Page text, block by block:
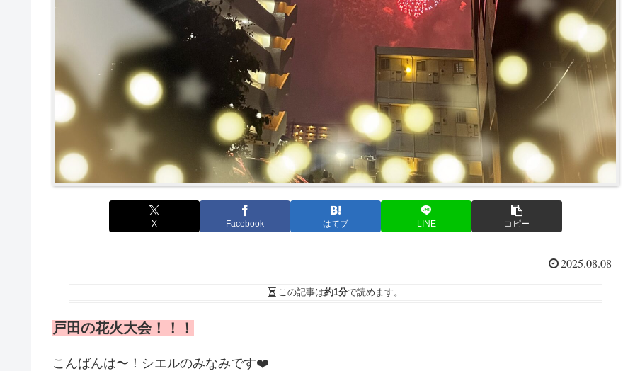
X Facebook はてブ LINE コピー
2025.08.08
この記事は約1分で読めます。
戸田の花火大会！！！
こんばんは〜！シエルのみなみです❤️